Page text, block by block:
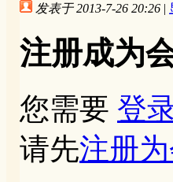
发表于 2013-7-26 20:26 |
注册成为
您需要 登
请先注册